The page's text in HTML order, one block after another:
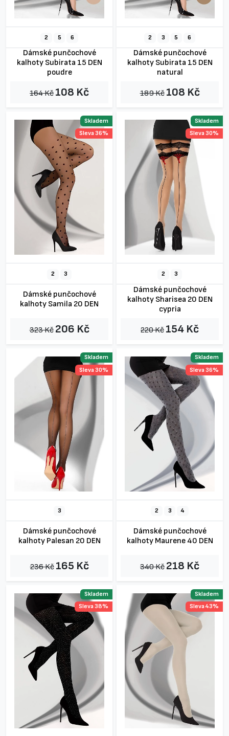
2 5 6
Dámské punčochové
kalhoty Subirata 15 DEN
poudre
164 Kč 108 Kč
2 3 5 6
Dámské punčochové
kalhoty Subirata 15 DEN
natural
189 Kč 108 Kč
2 3
Dámské punčochové
kalhoty Samila 20 DEN
323 Kč 206 Kč
Skladem
Sleva 36%
2 3
Dámské punčochové
kalhoty Sharisea 20 DEN
cypria
220 Kč 154 Kč
Skladem
Sleva 30%
3
Dámské punčochové
kalhoty Palesan 20 DEN
236 Kč 165 Kč
Skladem
Sleva 30%
2 3 4
Dámské punčochové
kalhoty Maurene 40 DEN
340 Kč 218 Kč
Skladem
Sleva 36%
Skladem
Sleva 38%
Skladem
Sleva 43%